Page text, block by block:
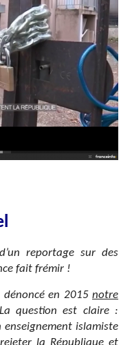
reportage sur des
fait frémir !
en 2015 notre
question est claire :
enseignement islamiste